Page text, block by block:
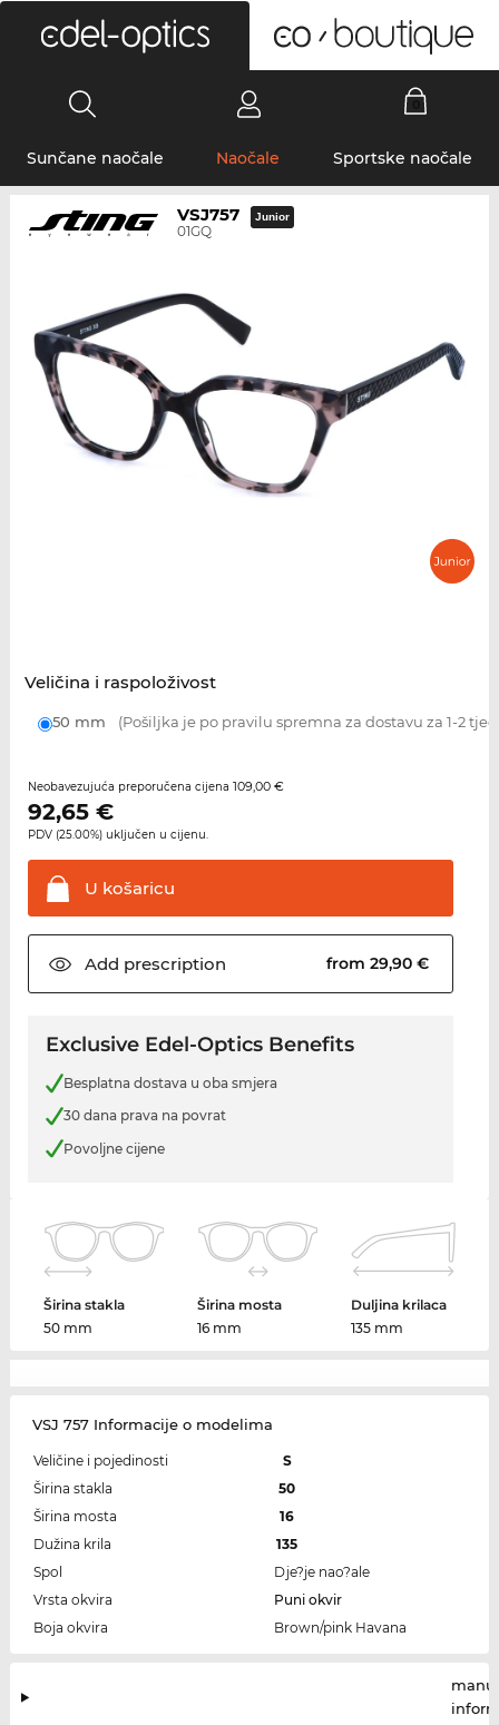
Sunčane naočale Naočale Sportske naočale
VSJ757
01GQ
Junior
Veličina i raspoloživost
50 mm (Pošiljka je po pravilu spremna za dostavu za 1-2
Neobavezujuća preporučena cijena 109,00 €
92,65€
PDV (25.00%) uključen u cijenu.
U košaricu
Add prescription from 29,90 €
Exclusive Edel-Optics Benefits
Besplatna dostava u oba smjera
30 dana prava na povrat
Povoljne cijene
Širina stakla
50 mm
Širina mosta
16 mm
Duljina krilaca
135 mm
VSJ 757 Informacije o modelima
Veličine i pojedinosti
S
Širina stakla
50
Širina mosta
16
Dužina krila
135
Spol
Dje?je nao?ale
Vrsta okvira
Puni okvir
Boja okvira
Brown/pink Havana